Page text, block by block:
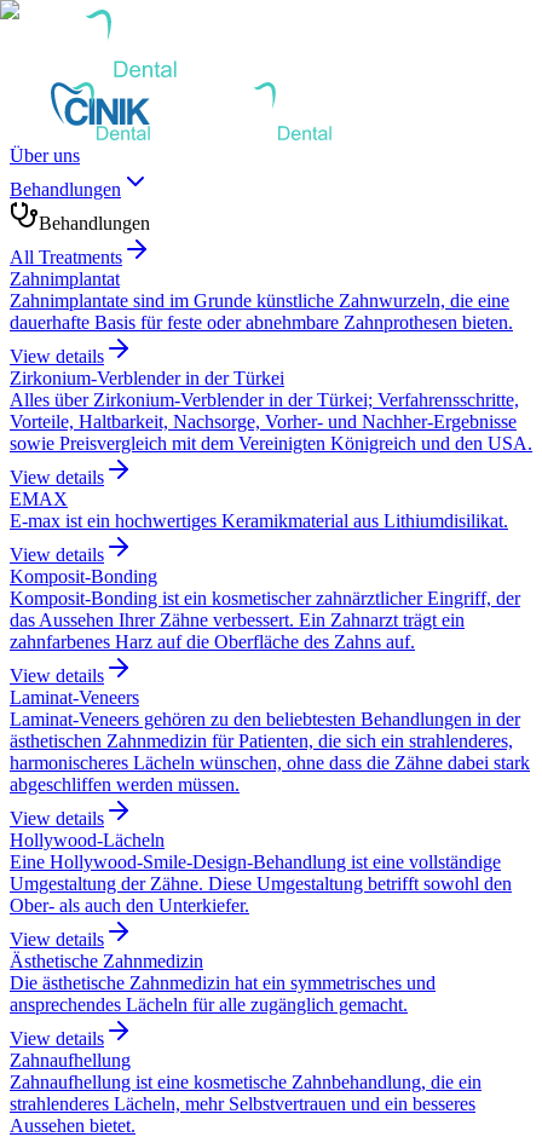
Über uns
Behandlungen
Behandlungen
All Treatments
Zahnimplantat
Zahnimplantate sind im Grunde künstliche Zahnwurzeln, die eine
dauerhafte Basis für feste oder abnehmbare Zahnprothesen bieten.
View details
Zirkonium-Verblender in der Türkei
Alles über Zirkonium-Verblender in der Türkei; Verfahrensschritte,
Vorteile, Haltbarkeit, Nachsorge, Vorher- und Nachher-Ergebnisse
sowie Preisvergleich mit dem Vereinigten Königreich und den USA.
View details
EMAX
E-max ist ein hochwertiges Keramikmaterial aus Lithiumdisilikat.
View details
Komposit-Bonding
Komposit-Bonding ist ein kosmetischer zahnärztlicher Eingriff, der
das Aussehen Ihrer Zähne verbessert. Ein Zahnarzt trägt ein
zahnfarbenes Harz auf die Oberfläche des Zahns auf.
View details
Laminat-Veneers
Laminat-Veneers gehören zu den beliebtesten Behandlungen in der
ästhetischen Zahnmedizin für Patienten, die sich ein strahlenderes,
harmonischeres Lächeln wünschen, ohne dass die Zähne dabei stark
abgeschliffen werden müssen.
View details
Hollywood-Lächeln
Eine Hollywood-Smile-Design-Behandlung ist eine vollständige
Umgestaltung der Zähne. Diese Umgestaltung betrifft sowohl den
Ober- als auch den Unterkiefer.
View details
Ästhetische Zahnmedizin
Die ästhetische Zahnmedizin hat ein symmetrisches und
ansprechendes Lächeln für alle zugänglich gemacht.
View details
Zahnaufhellung
Zahnaufhellung ist eine kosmetische Zahnbehandlung, die ein
strahlenderes Lächeln, mehr Selbstvertrauen und ein besseres
Aussehen bietet.